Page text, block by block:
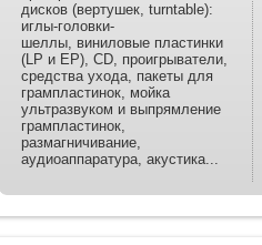
дисков (вертушек, turntable):
иглы-головки-
шеллы, виниловые пластинки
(LP и EP), CD, проигрыватели,
средства ухода, пакеты для
грампластинок, мойка
ультразвуком и выпрямление
грампластинок,
размагничивание,
аудиоаппаратура, акустика...